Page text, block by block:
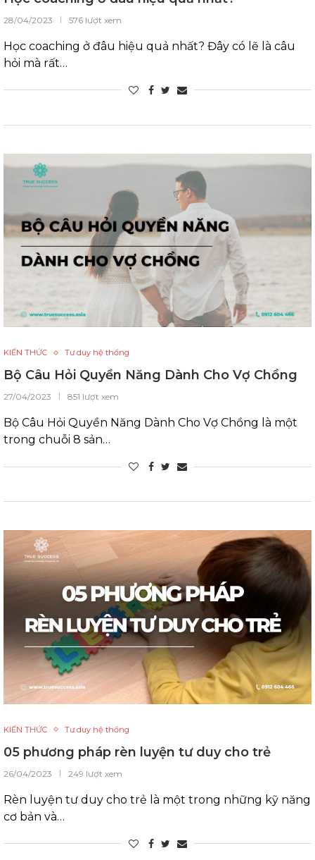
28/04/2023 576 lượt xem
Học coaching ở đâu hiệu quả nhất? Đây có lẽ là câu
hỏi mà rất…
KIẾN THỨC Tư duy hệ thống
Bộ Câu Hỏi Quyền Năng Dành Cho Vợ Chồng
27/04/2023 851 lượt xem
Bộ Câu Hỏi Quyền Năng Dành Cho Vợ Chồng là một
trong chuỗi 8 sản…
KIẾN THỨC Tư duy hệ thống
05 phương pháp rèn luyện tư duy cho trẻ
26/04/2023 249 lượt xem
Rèn luyện tư duy cho trẻ là một trong những kỹ năng
cơ bản và…